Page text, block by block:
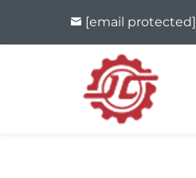
[email protected]